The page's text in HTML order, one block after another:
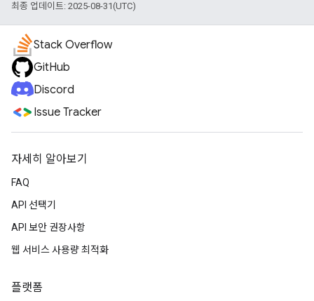
최종 업데이트: 2025-08-31(UTC)
Stack Overflow
GitHub
Discord
Issue Tracker
자세히 알아보기
FAQ
API 선택기
API 보안 권장사항
웹 서비스 사용량 최적화
플랫폼